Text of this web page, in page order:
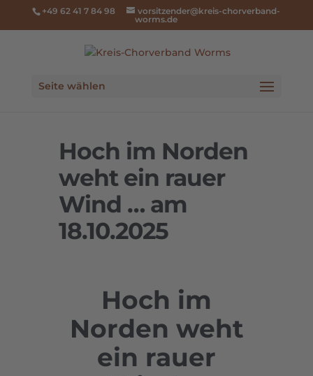
+49 62 41 7 84 98
vorsitzender@kreis-chorverband-
worms.de
Seite wählen
Hoch im Norden
weht ein rauer
Wind … am
18.10.2025
Hoch im
Norden weht
ein rauer